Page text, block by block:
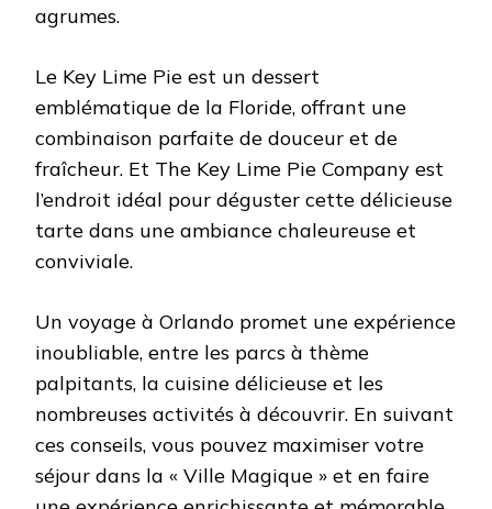
agrumes.
Le Key Lime Pie est un dessert
emblématique de la Floride, offrant une
combinaison parfaite de douceur et de
fraîcheur. Et The Key Lime Pie Company est
l’endroit idéal pour déguster cette délicieuse
tarte dans une ambiance chaleureuse et
conviviale.
Un voyage à Orlando promet une expérience
inoubliable, entre les parcs à thème
palpitants, la cuisine délicieuse et les
nombreuses activités à découvrir. En suivant
ces conseils, vous pouvez maximiser votre
séjour dans la « Ville Magique » et en faire